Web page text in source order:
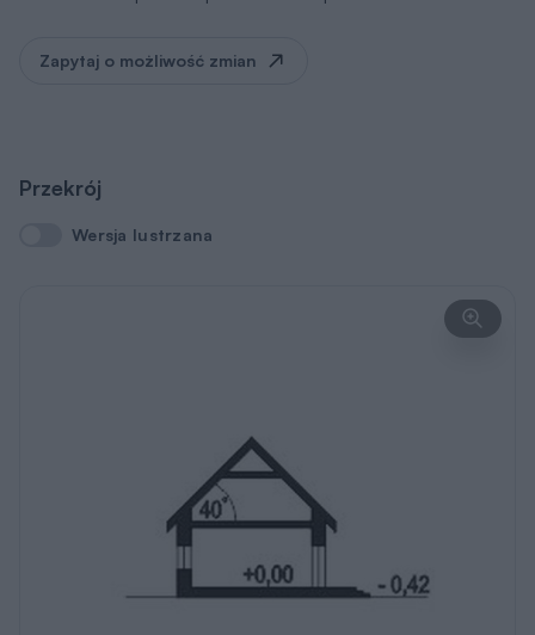
Zapytaj o możliwość zmian
Przekrój
Wersja lustrzana
Wersja lustrzana